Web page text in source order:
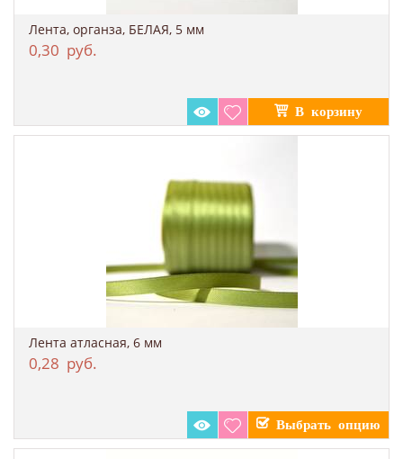
Лента, органза, БЕЛАЯ, 5 мм
0,30 руб.
Лента атласная, 6 мм
0,28 руб.